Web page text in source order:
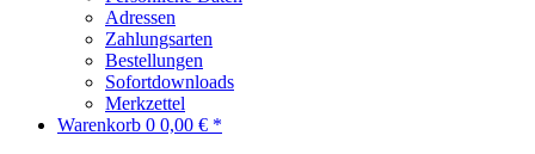
Adressen
Zahlungsarten
Bestellungen
Sofortdownloads
Merkzettel
Warenkorb 0 0,00 € *